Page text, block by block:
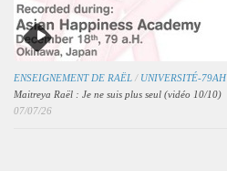
ENSEIGNEMENT DE RAËL / UNIVERSITÉ-79AH
Maitreya Raël : Je ne suis plus seul (vidéo 10/10)
07/07/26